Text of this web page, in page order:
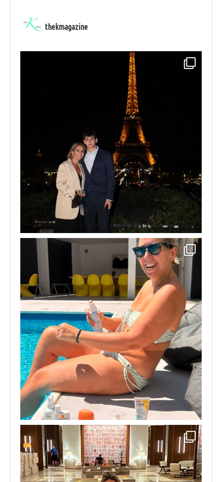
thekmagazine